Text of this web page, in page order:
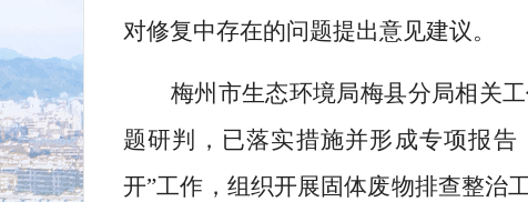
对修复中存在的问题提出意见建议。
梅州市生态环境局梅县分局相关
题研判，已落实措施并形成专项报
开”工作，组织开展固体废物排查整治